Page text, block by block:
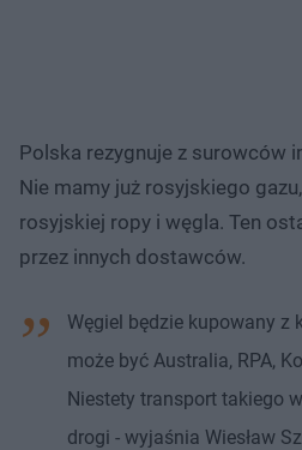
Polska rezygnuje z surowców
Nie mamy już rosyjskiego
rosyjskiej ropy i węgla. Ten
przez innych dostawców.
Węgiel będzie kupowany z
może być Australia, RPA,
Niestety transport takiego
drogi - wyjaśnia Wiesław